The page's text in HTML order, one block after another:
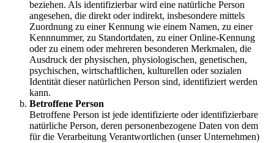
beziehen. Als identifizierbar wird eine natürliche Person
angesehen, die direkt oder indirekt, insbesondere mittels
Zuordnung zu einer Kennung wie einem Namen, zu einer
Kennnummer, zu Standortdaten, zu einer Online-Kennung
oder zu einem oder mehreren besonderen Merkmalen, die
Ausdruck der physischen, physiologischen, genetischen,
psychischen, wirtschaftlichen, kulturellen oder sozialen
Identität dieser natürlichen Person sind, identifiziert werden
kann.
Betroffene Person
Betroffene Person ist jede identifizierte oder identifizierbare
natürliche Person, deren personenbezogene Daten von dem
für die Verarbeitung Verantwortlichen (unser Unternehmen)